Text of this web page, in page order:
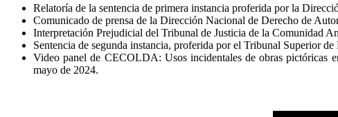
Relatoría de la sentencia de primera instancia proferida por la
Comunicado de prensa de la Dirección Nacional de Derecho de
Interpretación Prejudicial del Tribunal de Justicia de la Comunidad
Sentencia de segunda instancia, proferida por el Tribunal Superior
Video panel de CECOLDA: Usos incidentales de obras pictóricas
mayo de 2024.